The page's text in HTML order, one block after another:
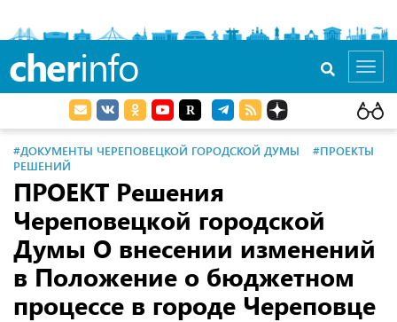
cherinfo
#ДОКУМЕНТЫ ЧЕРЕПОВЕЦКОЙ ГОРОДСКОЙ ДУМЫ
#ПРОЕКТЫ
РЕШЕНИЙ
ПРОЕКТ Решения
Череповецкой городской
Думы О внесении изменений
в Положение о бюджетном
процессе в городе Череповце